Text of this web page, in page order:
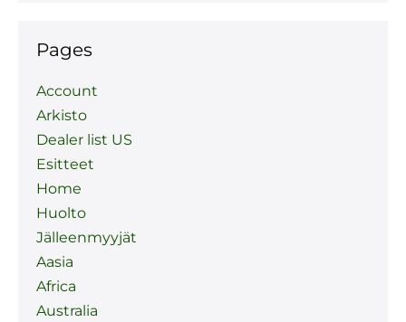
Pages
Account
Arkisto
Dealer list US
Esitteet
Home
Huolto
Jälleenmyyjät
Aasia
Africa
Australia